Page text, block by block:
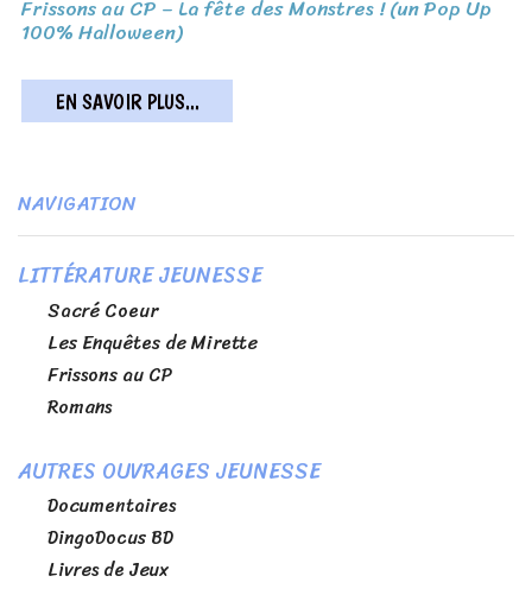
Frissons au CP – La fête des Monstres ! (un Pop Up
100% Halloween)
EN SAVOIR PLUS...
NAVIGATION
LITTÉRATURE JEUNESSE
Sacré Coeur
Les Enquêtes de Mirette
Frissons au CP
Romans
AUTRES OUVRAGES JEUNESSE
Documentaires
DingoDocus BD
Livres de Jeux